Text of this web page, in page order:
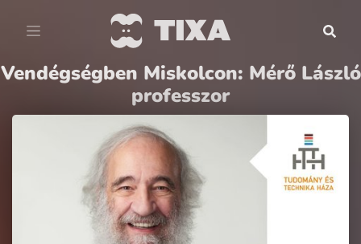
Vendégségben Miskolcon: Mérő László
professzor